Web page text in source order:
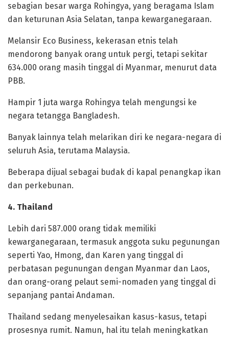
sebagian besar warga Rohingya, yang beragama Islam
dan keturunan Asia Selatan, tanpa kewarganegaraan.
‎Melansir Eco Business, kekerasan etnis telah
mendorong banyak orang untuk pergi, tetapi sekitar
634.000 orang masih tinggal di Myanmar, menurut data
PBB.
‎Hampir 1 juta warga Rohingya telah mengungsi ke
negara tetangga Bangladesh.
Banyak lainnya telah melarikan diri ke negara-negara di
seluruh Asia, terutama Malaysia.
‎Beberapa dijual sebagai budak di kapal penangkap ikan
dan perkebunan.
‎4. Thailand
‎Lebih dari 587.000 orang tidak memiliki
kewarganegaraan, termasuk anggota suku pegunungan
seperti Yao, Hmong, dan Karen yang tinggal di
perbatasan pegunungan dengan Myanmar dan Laos,
dan orang-orang pelaut semi-nomaden yang tinggal di
sepanjang pantai Andaman.
‎Thailand sedang menyelesaikan kasus-kasus, tetapi
prosesnya rumit. Namun, hal itu telah meningkatkan